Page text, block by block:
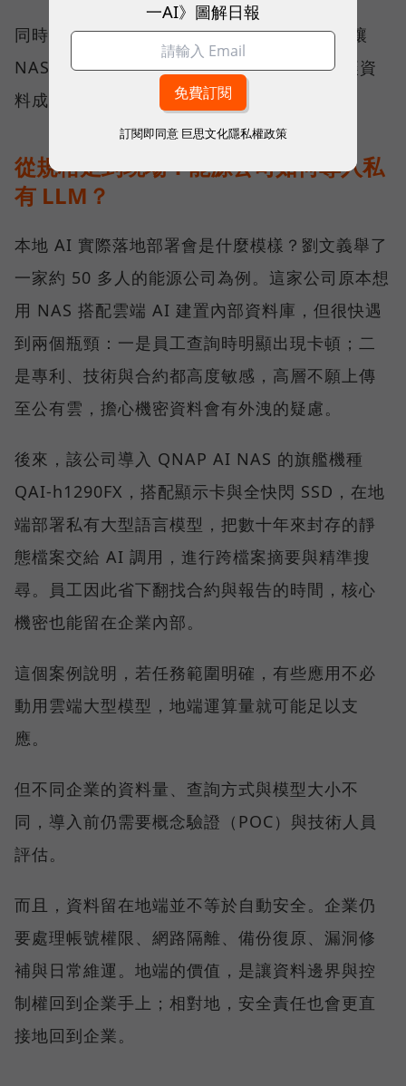
同時 QNAP 也在軟體端也持續開發，目標是讓
NAS 裡的資料更有效率地被 AI 工具調用，讓資
料成為有價值的知識。
從規格走到現場：能源公司如何導入私
有 LLM？
本地 AI 實際落地部署會是什麼模樣？劉文義舉了
一家約 50 多人的能源公司為例。這家公司原本想
用 NAS 搭配雲端 AI 建置內部資料庫，但很快遇
到兩個瓶頸：一是員工查詢時明顯出現卡頓；二
是專利、技術與合約都高度敏感，高層不願上傳
至公有雲，擔心機密資料會有外洩的疑慮。
後來，該公司導入 QNAP AI NAS 的旗艦機種
QAI-h1290FX，搭配顯示卡與全快閃 SSD，在地
端部署私有大型語言模型，把數十年來封存的靜
態檔案交給 AI 調用，進行跨檔案摘要與精準搜
尋。員工因此省下翻找合約與報告的時間，核心
機密也能留在企業內部。
這個案例說明，若任務範圍明確，有些應用不必
動用雲端大型模型，地端運算量就可能足以支
應。
但不同企業的資料量、查詢方式與模型大小不
同，導入前仍需要概念驗證（POC）與技術人員
評估。
而且，資料留在地端並不等於自動安全。企業仍
要處理帳號權限、網路隔離、備份復原、漏洞修
補與日常維運。地端的價值，是讓資料邊界與控
制權回到企業手上；相對地，安全責任也會更直
接地回到企業。
一AI》圖解日報
訂閱即同意 巨思文化隱私權政策